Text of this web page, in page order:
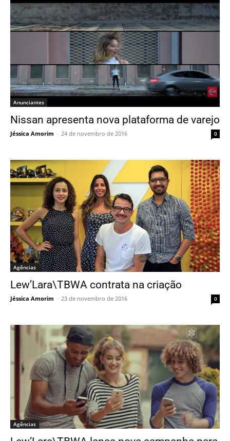
Anunciantes
Nissan apresenta nova plataforma de varejo
Jéssica Amorim - 24 de novembro de 2016 0
Agências
Lew’Lara\TBWA contrata na criação
Jéssica Amorim - 23 de novembro de 2016 0
Agências